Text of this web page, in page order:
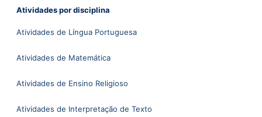
Atividades por disciplina
Atividades de Língua Portuguesa
Atividades de Matemática
Atividades de Ensino Religioso
Atividades de Interpretação de Texto